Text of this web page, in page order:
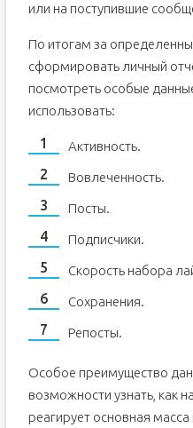
или на поступившие
По итогам за
сформировать личный
посмотреть особые
использовать:
Активность.
Вовлеченность.
Посты.
Подписчики.
Скорость набора
Сохранения.
Репосты.
Особое преимущество
возможности узнать, как
реагирует основная